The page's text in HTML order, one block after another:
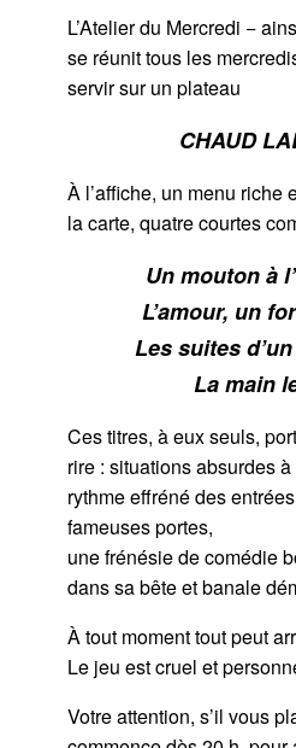
L’Atelier du Mercredi −
se réunit tous les
servir sur un plateau
CHAUD
À l’affiche, un menu riche
la carte, quatre courtes
Un mouton à
L’amour, un
Les suites
La main
Ces titres, à eux seuls,
rire : situations absurdes
rythme effréné des
fameuses portes,
une frénésie de comédie
dans sa bête et banale
À tout moment tout peut
Le jeu est cruel et
Votre attention, s’il vous